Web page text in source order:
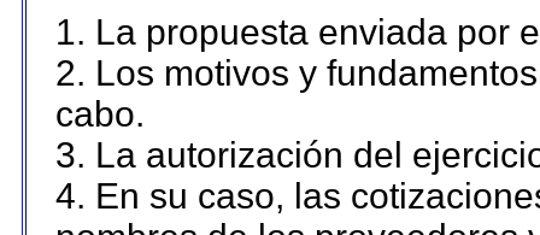
1. La propuesta enviada por
2. Los motivos y
cabo.
3. La autorización del
4. En su caso, las